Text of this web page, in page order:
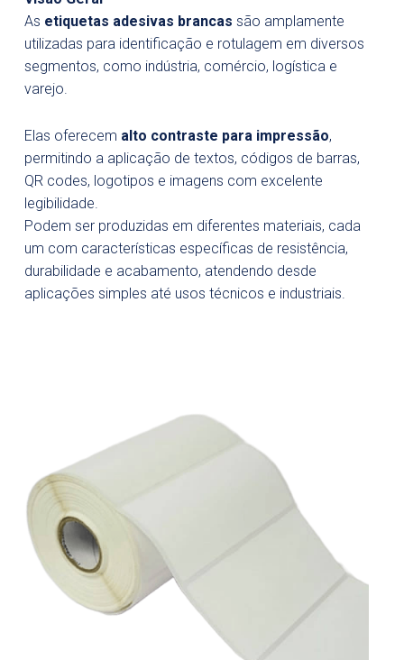
As etiquetas adesivas brancas são amplamente
utilizadas para identificação e rotulagem em diversos
segmentos, como indústria, comércio, logística e
varejo.
Elas oferecem alto contraste para impressão,
permitindo a aplicação de textos, códigos de barras,
QR codes, logotipos e imagens com excelente
legibilidade.
Podem ser produzidas em diferentes materiais, cada
um com características específicas de resistência,
durabilidade e acabamento, atendendo desde
aplicações simples até usos técnicos e industriais.